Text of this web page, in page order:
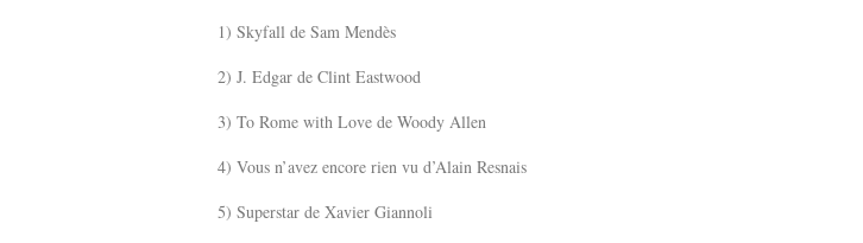
1) Skyfall de Sam Mendès
2) J. Edgar de Clint Eastwood
3) To Rome with Love de Woody Allen
4) Vous n’avez encore rien vu d’Alain Resnais
5) Superstar de Xavier Giannoli